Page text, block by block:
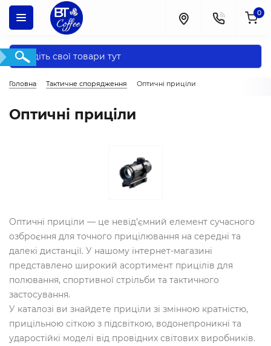
0
Головна Тактичне спорядження Оптичні приціли
Оптичні приціли
Оптичні приціли — це невід’ємний елемент сучасного
озброєння для точного прицілювання на середні та
далекі дистанції. У нашому інтернет-магазині
представлено широкий асортимент прицілів для
полювання, спортивної стрільби та тактичного
застосування.
У каталозі ви знайдете приціли зі змінною кратністю,
прицільною сіткою з підсвіткою, водонепроникні та
ударостійкі моделі від провідних світових виробників.